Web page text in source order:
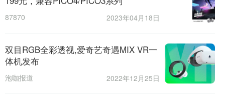
87870 2023年04月18日
双目RGB全彩透视,爱奇艺奇遇MIX VR一
体机发布
泡咖报道 2022年12月25日